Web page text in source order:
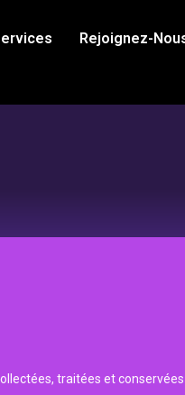
Rejoignez-
traitées et